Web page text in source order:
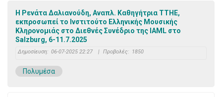
Η Ρενάτα Δαλιανούδη, Αναπλ. Καθηγήτρια ΤΤΗΕ,
εκπροσωπεί το Ινστιτούτο Ελληνικής Μουσικής
Κληρονομιάς στο Διεθνές Συνέδριο της IAML στο
Salzburg, 6-11.7.2025
Δημοσίευση: 06-07-2025 22:27 | Προβολές: 1850
Πολυμέσα